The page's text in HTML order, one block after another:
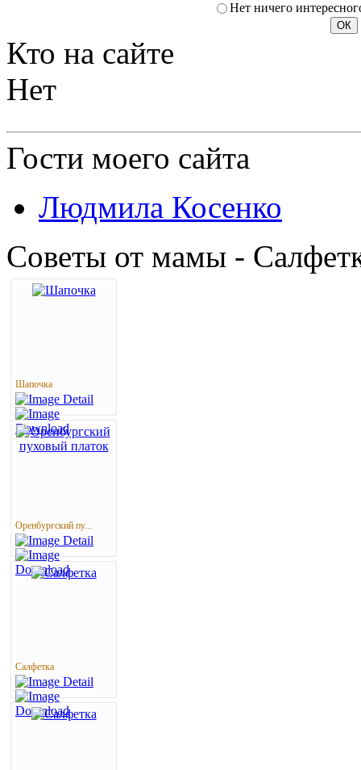
Нет ничего
Кто на сайте
Нет
Гости моего сайта
Людмила Косенко
Советы от мамы -
Шапочка
Оренбургский пу...
Салфетка